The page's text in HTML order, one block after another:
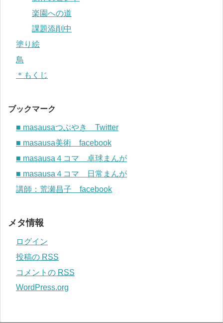
楽園への道
課題添削中
塗り絵
鳥
＊もくじ
ブックマーク
■ masausaつぶやき Twitter
■ masausa美術 facebook
■ masausa４コマ 卓球まんが
■ masausa４コマ 日常まんが
講師：荒瀬昌子 facebook
メタ情報
ログイン
投稿の RSS
コメントの RSS
WordPress.org